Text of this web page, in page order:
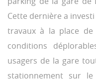
Cette dernière a investi
travaux à la place de
conditions
usagers de la gare
stationnement sur